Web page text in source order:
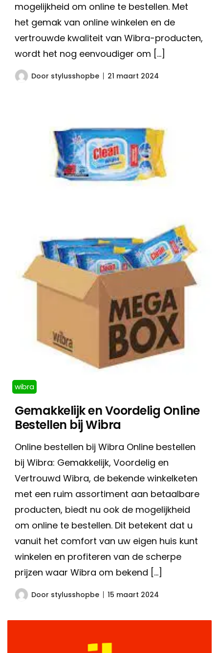
mogelijkheid om online te bestellen. Met
het gemak van online winkelen en de
vertrouwde kwaliteit van Wibra-producten,
wordt het nog eenvoudiger om […]
Door stylusshopbe 21 maart 2024
wibra
Gemakkelijk en Voordelig Online
Bestellen bij Wibra
Online bestellen bij Wibra Online bestellen
bij Wibra: Gemakkelijk, Voordelig en
Vertrouwd Wibra, de bekende winkelketen
met een ruim assortiment aan betaalbare
producten, biedt nu ook de mogelijkheid
om online te bestellen. Dit betekent dat u
vanuit het comfort van uw eigen huis kunt
winkelen en profiteren van de scherpe
prijzen waar Wibra om bekend […]
Door stylusshopbe 15 maart 2024